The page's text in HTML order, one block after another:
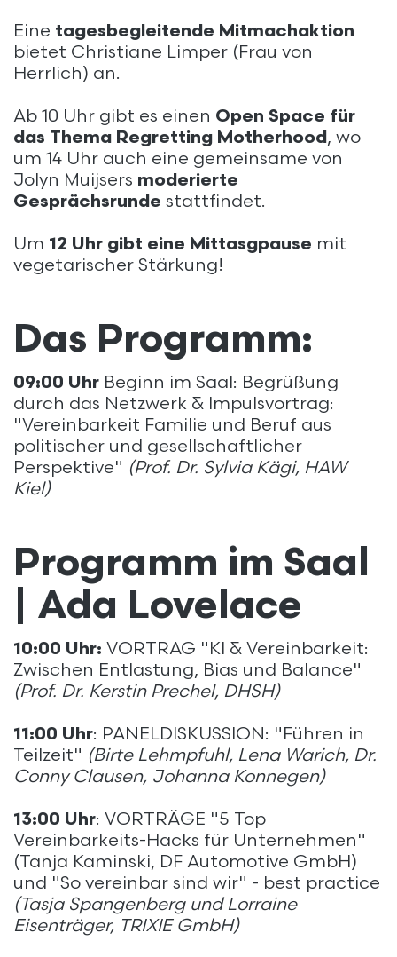
Eine tagesbegleitende Mitmachaktion
bietet Christiane Limper (Frau von
Herrlich) an.
Ab 10 Uhr gibt es einen Open Space für
das Thema Regretting Motherhood, wo
um 14 Uhr auch eine gemeinsame von
Jolyn Muijsers moderierte
Gesprächsrunde stattfindet.
Um 12 Uhr gibt eine Mittasgpause mit
vegetarischer Stärkung!
Das Programm:
09:00 Uhr Beginn im Saal: Begrüßung
durch das Netzwerk & Impulsvortrag:
"Vereinbarkeit Familie und Beruf aus
politischer und gesellschaftlicher
Perspektive" (Prof. Dr. Sylvia Kägi, HAW
Kiel)
Programm im Saal
| Ada Lovelace
10:00 Uhr: VORTRAG "KI & Vereinbarkeit:
Zwischen Entlastung, Bias und Balance"
(Prof. Dr. Kerstin Prechel, DHSH)
11:00 Uhr: PANELDISKUSSION: "Führen in
Teilzeit" (Birte Lehmpfuhl, Lena Warich, Dr.
Conny Clausen, Johanna Konnegen)
13:00 Uhr: VORTRÄGE "5 Top
Vereinbarkeits-Hacks für Unternehmen"
(Tanja Kaminski, DF Automotive GmbH)
und "So vereinbar sind wir" - best practice
(Tasja Spangenberg und Lorraine
Eisenträger, TRIXIE GmbH)